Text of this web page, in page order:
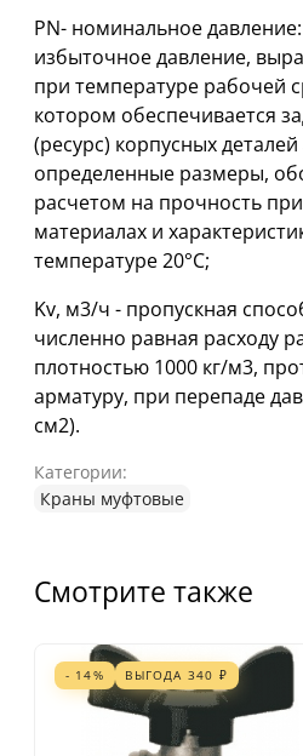
PN- номинальное
избыточное давление,
при температуре рабочей
котором обеспечивается
(ресурс) корпусных
определенные размеры,
расчетом на прочность
материалах и
температуре 20°С;
Kv, м3/ч - пропускная
численно равная расходу
плотностью 1000 кг/м3,
арматуру, при перепаде
см2).
Категории:
Краны муфтовые
Смотрите также
- 14% ВЫГОДА 340 ₽